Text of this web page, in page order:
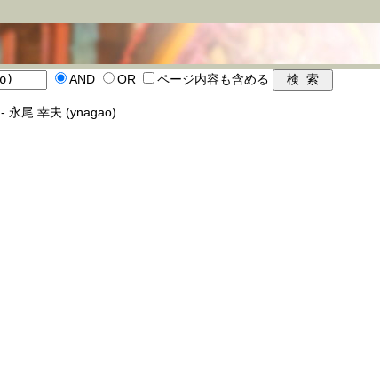
AND OR ページ内容も含める
- 永尾 幸夫 (ynagao)